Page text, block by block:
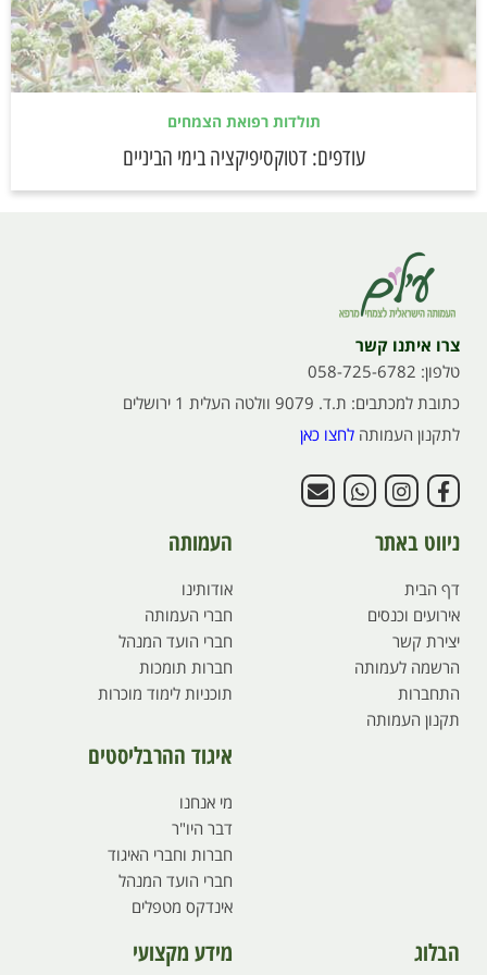
תולדות רפואת הצמחים
עודפים: דטוקסיפיקציה בימי הביניים
צרו איתנו קשר
טלפון: 058-725-6782
כתובת למכתבים: ת.ד. 9079 וולטה העלית 1 ירושלים
לתקנון העמותה לחצו כאן
ניווט באתר
דף הבית
אירועים וכנסים
יצירת קשר
הרשמה לעמותה
התחברות
תקנון העמותה
העמותה
אודותינו
חברי העמותה
חברי הועד המנהל
חברות תומכות
תוכניות לימוד מוכרות
איגוד ההרבליסטים
מי אנחנו
דבר היו"ר
חברות וחברי האיגוד
חברי הועד המנהל
אינדקס מטפלים
הבלוג מידע מקצועי